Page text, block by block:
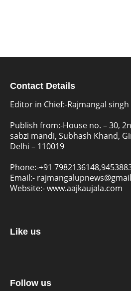
Contact Details
Editor in Chief:-Rajmangal singh
Publish from:-House no. – 30,
sabzi mandi, Subhash Khand,
Delhi – 110019
Phone:-+91
Email:-
Website:-www.aajkaujala.com
Like us
Follow us